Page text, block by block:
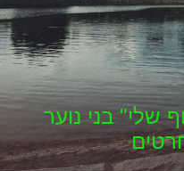
שלי" בני נוער